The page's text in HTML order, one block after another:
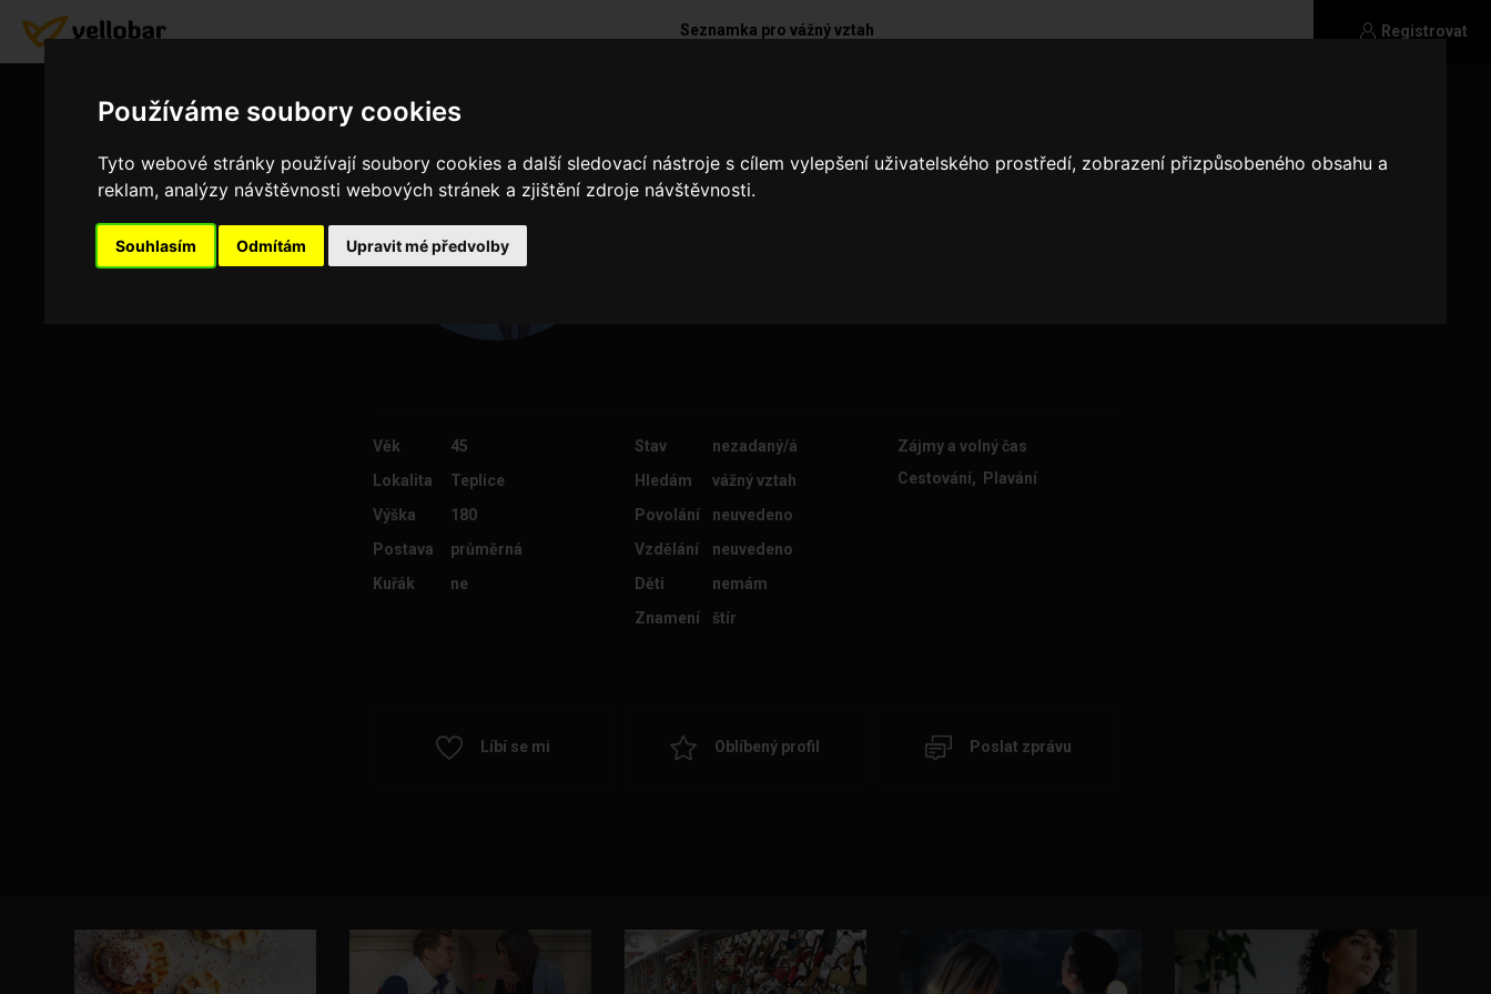
Používáme soubory cookies
Tyto webové stránky používají soubory cookies a další sledovací nástroje s cílem vylepšení uživatelského prostředí, zobrazení přizpůsobeného obsahu a
reklam, analýzy návštěvnosti webových stránek a zjištění zdroje návštěvnosti.
Souhlasím Odmítám Upravit mé předvolby
Registrovat
Seznamka pro vážný vztah
Hledám svou druhou polovičku ...
Věk
45
Lokalita
Teplice
Výška
180
Postava
průměrná
Kuřák
ne
Stav
nezadaný/á
Hledám
vážný vztah
Povolání
neuvedeno
Vzdělání
neuvedeno
Děti
nemám
Znamení
štír
Zájmy a volný čas
Cestování, Plavání
Líbí se mi Oblíbený profil Poslat zprávu